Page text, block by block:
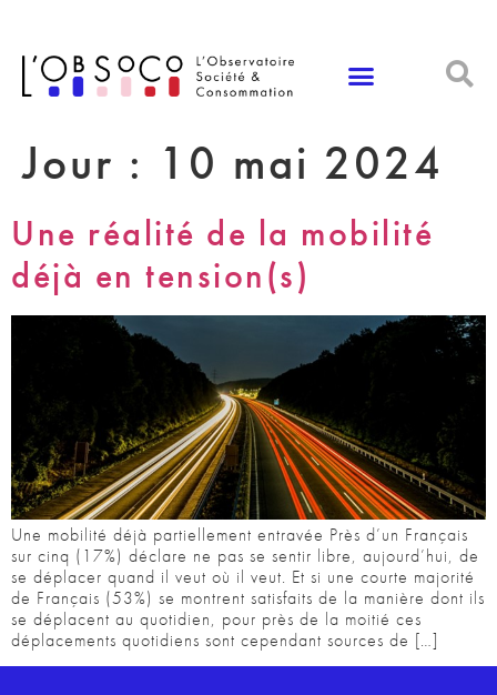
Jour : 10 mai 2024
Une réalité de la mobilité
déjà en tension(s)
Une mobilité déjà partiellement entravée Près d’un Français
sur cinq (17%) déclare ne pas se sentir libre, aujourd’hui, de
se déplacer quand il veut où il veut. Et si une courte majorité
de Français (53%) se montrent satisfaits de la manière dont ils
se déplacent au quotidien, pour près de la moitié ces
déplacements quotidiens sont cependant sources de […]